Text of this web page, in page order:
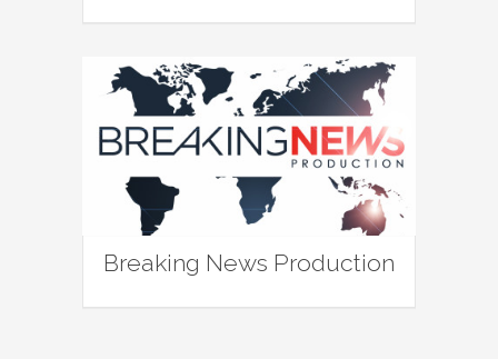
Breaking News Production